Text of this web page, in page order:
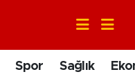
Spor Sağlık